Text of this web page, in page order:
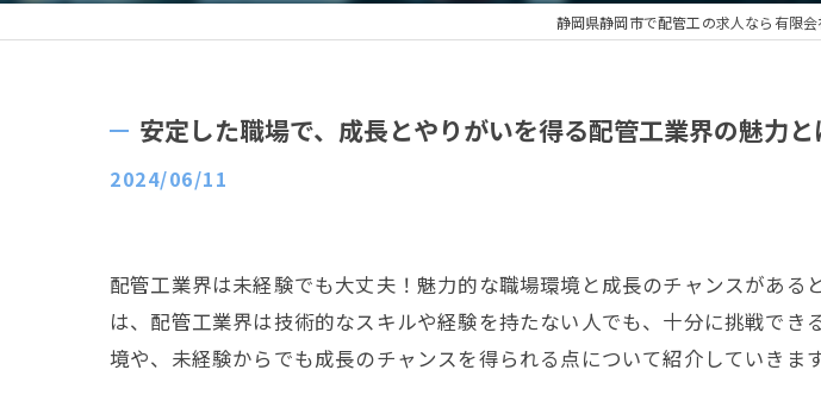
静岡県静岡市で配管工の求人なら有限
安定した職場で、成長とやりがいを得る配管工業界の魅力と
2024/06/11
配管工業界は未経験でも大丈夫！魅力的な職場環境と成長のチャンスがあ
は、配管工業界は技術的なスキルや経験を持たない人でも、十分に挑戦で
境や、未経験からでも成長のチャンスを得られる点について紹介していきます